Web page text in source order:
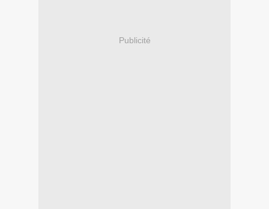
Publicité